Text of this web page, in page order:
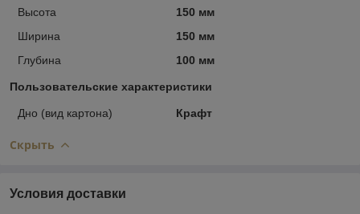
Высота
150 мм
Ширина
150 мм
Глубина
100 мм
Пользовательские характеристики
Дно (вид картона) Крафт
Скрыть
Условия доставки